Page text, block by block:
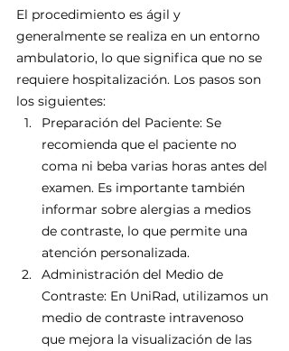
El procedimiento es ágil y
generalmente se realiza en un entorno
ambulatorio, lo que significa que no se
requiere hospitalización. Los pasos son
los siguientes:
Preparación del Paciente: Se
recomienda que el paciente no
coma ni beba varias horas antes del
examen. Es importante también
informar sobre alergias a medios
de contraste, lo que permite una
atención personalizada.
Administración del Medio de
Contraste: En UniRad, utilizamos un
medio de contraste intravenoso
que mejora la visualización de las